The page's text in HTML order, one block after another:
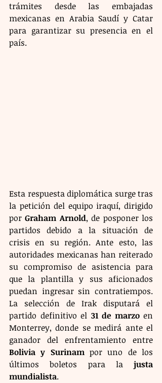
trámites desde las embajadas
mexicanas en Arabia Saudí y Catar
para garantizar su presencia en el
país.
Esta respuesta diplomática surge tras
la petición del equipo iraquí, dirigido
por Graham Arnold, de posponer los
partidos debido a la situación de
crisis en su región. Ante esto, las
autoridades mexicanas han reiterado
su compromiso de asistencia para
que la plantilla y sus aficionados
puedan ingresar sin contratiempos.
La selección de Irak disputará el
partido definitivo el 31 de marzo en
Monterrey, donde se medirá ante el
Bolivia y Surinam por uno de los
últimos boletos para la justa
mundialista.